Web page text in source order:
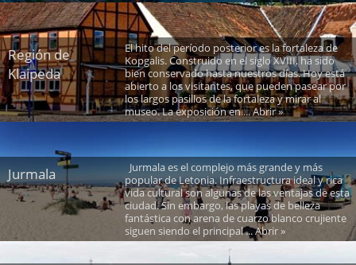
Región de
Klaipeda
El hito del período posterior es la fortaleza de
Kopgalis. Construido en el siglo XVIII, ha sido
bien conservado hasta nuestros días. Hoy está
abierto a los visitantes, que pueden pasear por
los largos pasillos de la fortaleza y mirar al
museo. La exposición en ... Abrir »
Jurmala
Jurmala es el complejo más grande y más
popular de Letonia. Infraestructura ideal y rica
vida cultural son algunas de las ventajas de esta
ciudad. Sin embargo, las playas de belleza
fantástica con arena de cuarzo blanco crujiente
siguen siendo el principal ... Abrir »